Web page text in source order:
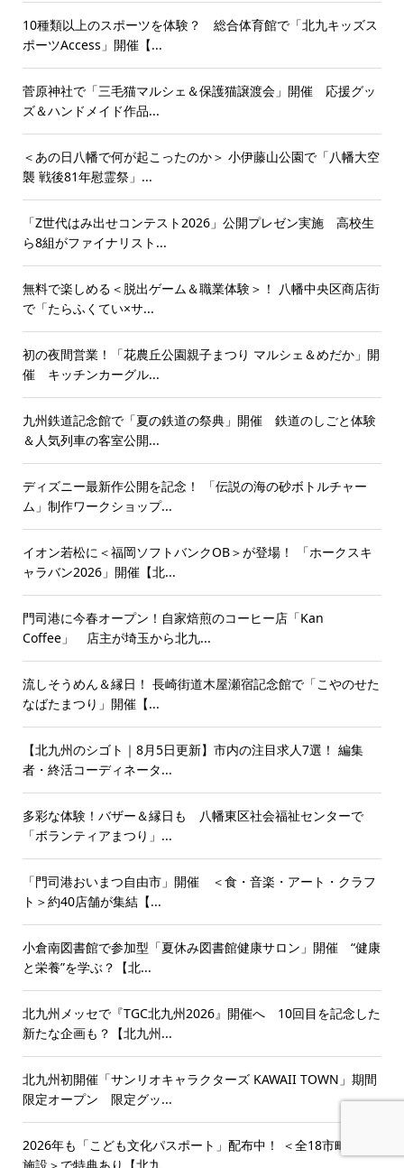
10種類以上のスポーツを体験？ 総合体育館で「北九キッズス
ポーツAccess」開催【...
菅原神社で「三毛猫マルシェ＆保護猫譲渡会」開催 応援グッ
ズ＆ハンドメイド作品...
＜あの日八幡で何が起こったのか＞ 小伊藤山公園で「八幡大空
襲 戦後81年慰霊祭」...
「Z世代はみ出せコンテスト2026」公開プレゼン実施 高校生
ら8組がファイナリスト...
無料で楽しめる＜脱出ゲーム＆職業体験＞！ 八幡中央区商店街
で「たらふくてい×サ...
初の夜間営業！「花農丘公園親子まつり マルシェ＆めだか」開
催 キッチンカーグル...
九州鉄道記念館で「夏の鉄道の祭典」開催 鉄道のしごと体験
＆人気列車の客室公開...
ディズニー最新作公開を記念！ 「伝説の海の砂ボトルチャー
ム」制作ワークショップ...
イオン若松に＜福岡ソフトバンクOB＞が登場！ 「ホークスキ
ャラバン2026」開催【北...
門司港に今春オープン！自家焙煎のコーヒー店「Kan
Coffee」 店主が埼玉から北九...
流しそうめん＆縁日！ 長崎街道木屋瀬宿記念館で「こやのせた
なばたまつり」開催【...
【北九州のシゴト｜8月5日更新】市内の注目求人7選！ 編集
者・終活コーディネータ...
多彩な体験！バザー＆縁日も 八幡東区社会福祉センターで
「ボランティアまつり」...
「門司港おいまつ自由市」開催 ＜食・音楽・アート・クラフ
ト＞約40店舗が集結【...
小倉南図書館で参加型「夏休み図書館健康サロン」開催 “健康
と栄養”を学ぶ？【北...
北九州メッセで『TGC北九州2026』開催へ 10回目を記念した
新たな企画も？【北九州...
北九州初開催「サンリオキャラクターズ KAWAII TOWN」期間
限定オープン 限定グッ...
2026年も「こども文化パスポート」配布中！ ＜全18市町＆84
施設＞で特典あり【北九...